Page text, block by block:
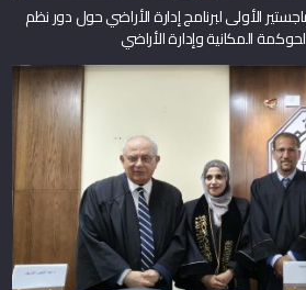
الأولى لبرنامج إدارة الأراضي حول دور نظم
المكانية وإدارة الأراضي